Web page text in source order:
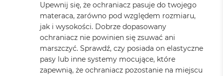
Upewnij się, że ochraniacz pasuje do twojego
materaca, zarówno pod względem rozmiaru,
jak i wysokości. Dobrze dopasowany
ochraniacz nie powinien się zsuwać ani
marszczyć. Sprawdź, czy posiada on elastyczne
pasy lub inne systemy mocujące, które
zapewnią, że ochraniacz pozostanie na miejscu